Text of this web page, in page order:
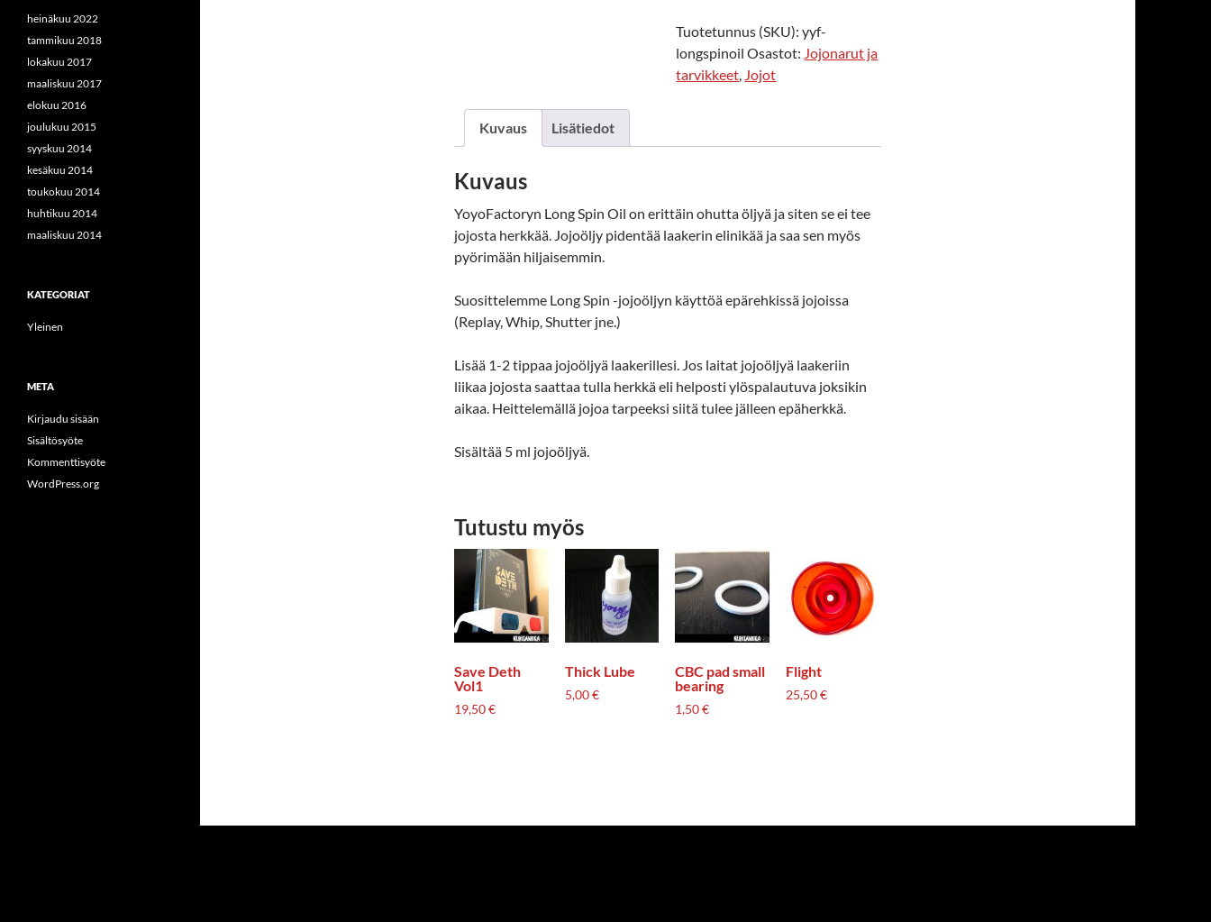
-
jojoöljy
määrä
Tuotetunnus (SKU):yyf-
longspinoil Osastot: Jojonarut ja
tarvikkeet, Jojot
Kuvaus Lisätiedot
Kuvaus
YoyoFactoryn Long Spin Oil on erittäin ohutta öljyä ja siten se ei tee
jojosta herkkää. Jojoöljy pidentää laakerin elinikää ja saa sen myös
pyörimään hiljaisemmin.
Suosittelemme Long Spin -jojoöljyn käyttöä epärehkissä jojoissa
(Replay, Whip, Shutter jne.)
Lisää 1-2 tippaa jojoöljyä laakerillesi. Jos laitat jojoöljyä laakeriin
liikaa jojosta saattaa tulla herkkä eli helposti ylöspalautuva joksikin
aikaa. Heittelemällä jojoa tarpeeksi siitä tulee jälleen epäherkkä.
Sisältää 5 ml jojoöljyä.
Tutustu myös
Save Deth
Vol1
19,50€
Thick Lube
5,00€
CBC pad small
bearing
1,50€
Flight
25,50€
heinäkuu 2022
tammikuu 2018
lokakuu 2017
maaliskuu 2017
elokuu 2016
joulukuu 2015
syyskuu 2014
kesäkuu 2014
toukokuu 2014
huhtikuu 2014
maaliskuu 2014
KATEGORIAT
Yleinen
META
Kirjaudu sisään
Sisältösyöte
Kommenttisyöte
WordPress.org